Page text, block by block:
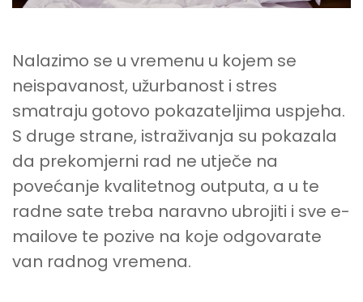
Nalazimo se u vremenu u kojem se
neispavanost, užurbanost i stres
smatraju gotovo pokazateljima uspjeha.
S druge strane, istraživanja su pokazala
da prekomjerni rad ne utječe na
povećanje kvalitetnog outputa, a u te
radne sate treba naravno ubrojiti i sve e-
mailove te pozive na koje odgovarate
van radnog vremena.